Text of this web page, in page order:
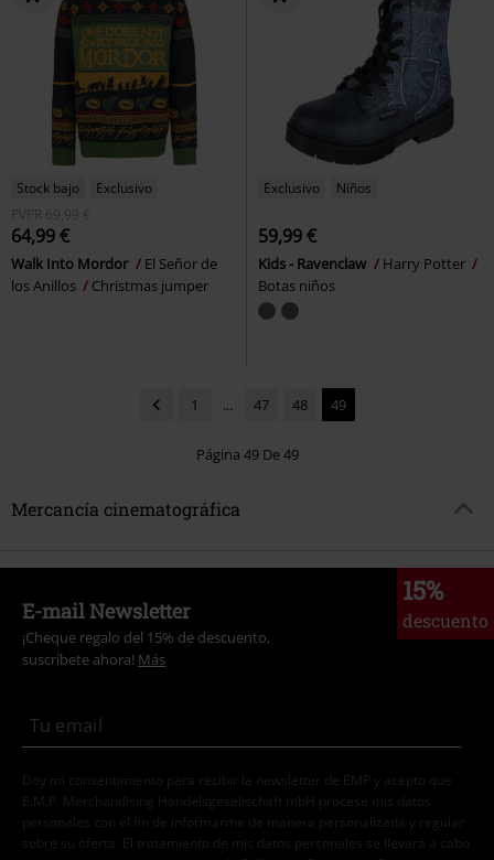
Stock bajo
Exclusivo
PVPR 69,99 €
64,99 €
Walk Into Mordor
El Señor de
los Anillos
Christmas jumper
Exclusivo Niños
59,99 €
Kids - Ravenclaw
Harry Potter
Botas niños
1 ... 47 48 49
Página 49 De 49
Mercancía cinematográfica
15%
descuento
E-mail Newsletter
¡Cheque regalo del 15% de descuento,
suscríbete ahora! Más
Doy mi consentimiento para recibir la newsletter de EMP y acepto que
E.M.P. Merchandising Handelsgesellschaft mbH procese mis datos
personales con el fin de informarme de manera personalizada y regular
sobre su oferta. El tratamiento de mis datos personales se llevará a cabo